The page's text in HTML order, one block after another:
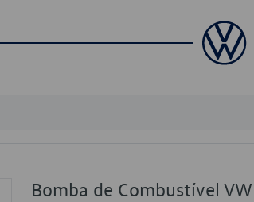
Bomba de Combustível